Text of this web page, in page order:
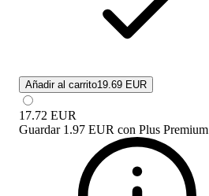
Añadir al carrito19.69 EUR
17.72 EUR
Guardar 1.97 EUR con Plus Premium